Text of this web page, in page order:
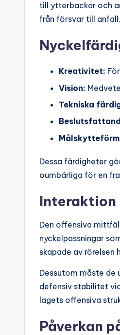
till ytterbackar och
från försvar till anfall.
Kreativitet:
Vision:
Tekniska
Dessa färdigheter
oumbärliga för en
Interaktion
Den offensiva
nyckelpassningar
skapade av rörelsen
Dessutom måste
defensiv stabilitet
lagets offensiva
Påverkan